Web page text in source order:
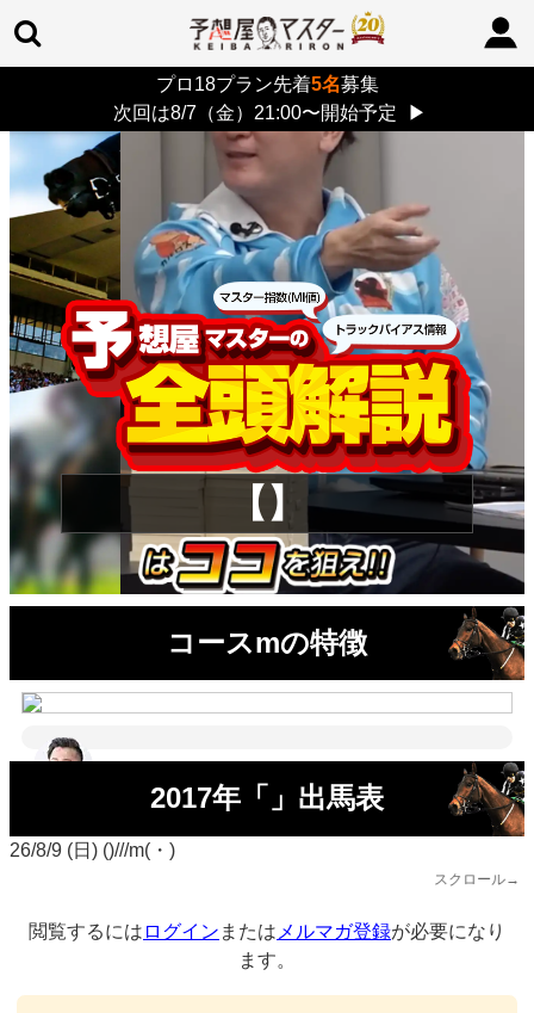
プロ18プラン先着5名募集
次回は8/7（金）21:00〜開始予定
▶
> 26/8/9 (日)
【】
コースmの特徴
2017年「」出馬表
26/8/9 (日) ()///m(・)
スクロール→
閲覧するには ログイン または メルマガ登録が必要になり
ます。